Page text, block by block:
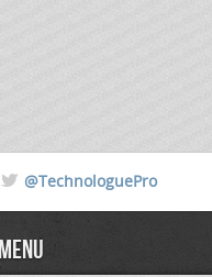
@TechnologuePro
Menu